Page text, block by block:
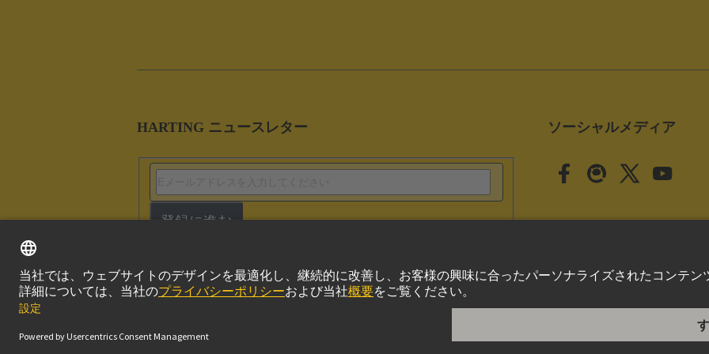
HARTING ニュースレター
登録に進む
ソーシャルメディア
取引条